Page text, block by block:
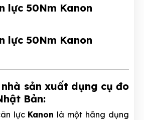
sản xuất dụng cụ đo
Bản:
lực Kanon là một hãng dụng